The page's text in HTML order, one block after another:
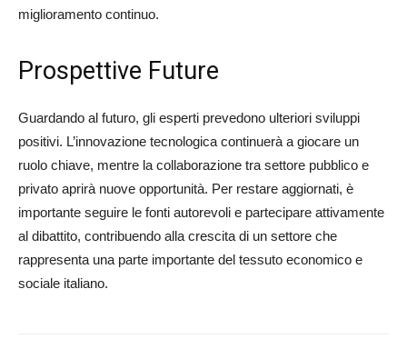
miglioramento continuo.
Prospettive Future
Guardando al futuro, gli esperti prevedono ulteriori sviluppi
positivi. L’innovazione tecnologica continuerà a giocare un
ruolo chiave, mentre la collaborazione tra settore pubblico e
privato aprirà nuove opportunità. Per restare aggiornati, è
importante seguire le fonti autorevoli e partecipare attivamente
al dibattito, contribuendo alla crescita di un settore che
rappresenta una parte importante del tessuto economico e
sociale italiano.